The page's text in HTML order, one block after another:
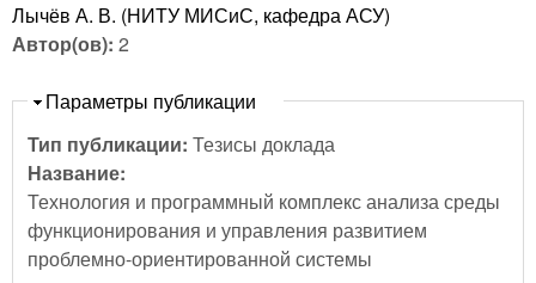
Лычёв А. В. (НИТУ МИСиС, кафедра АСУ)
Автор(ов): 2
Скрыть
Параметры публикации
Тип публикации: Тезисы доклада
Название:
Технология и программный комплекс анализа среды
функционирования и управления развитием
проблемно-ориентированной системы